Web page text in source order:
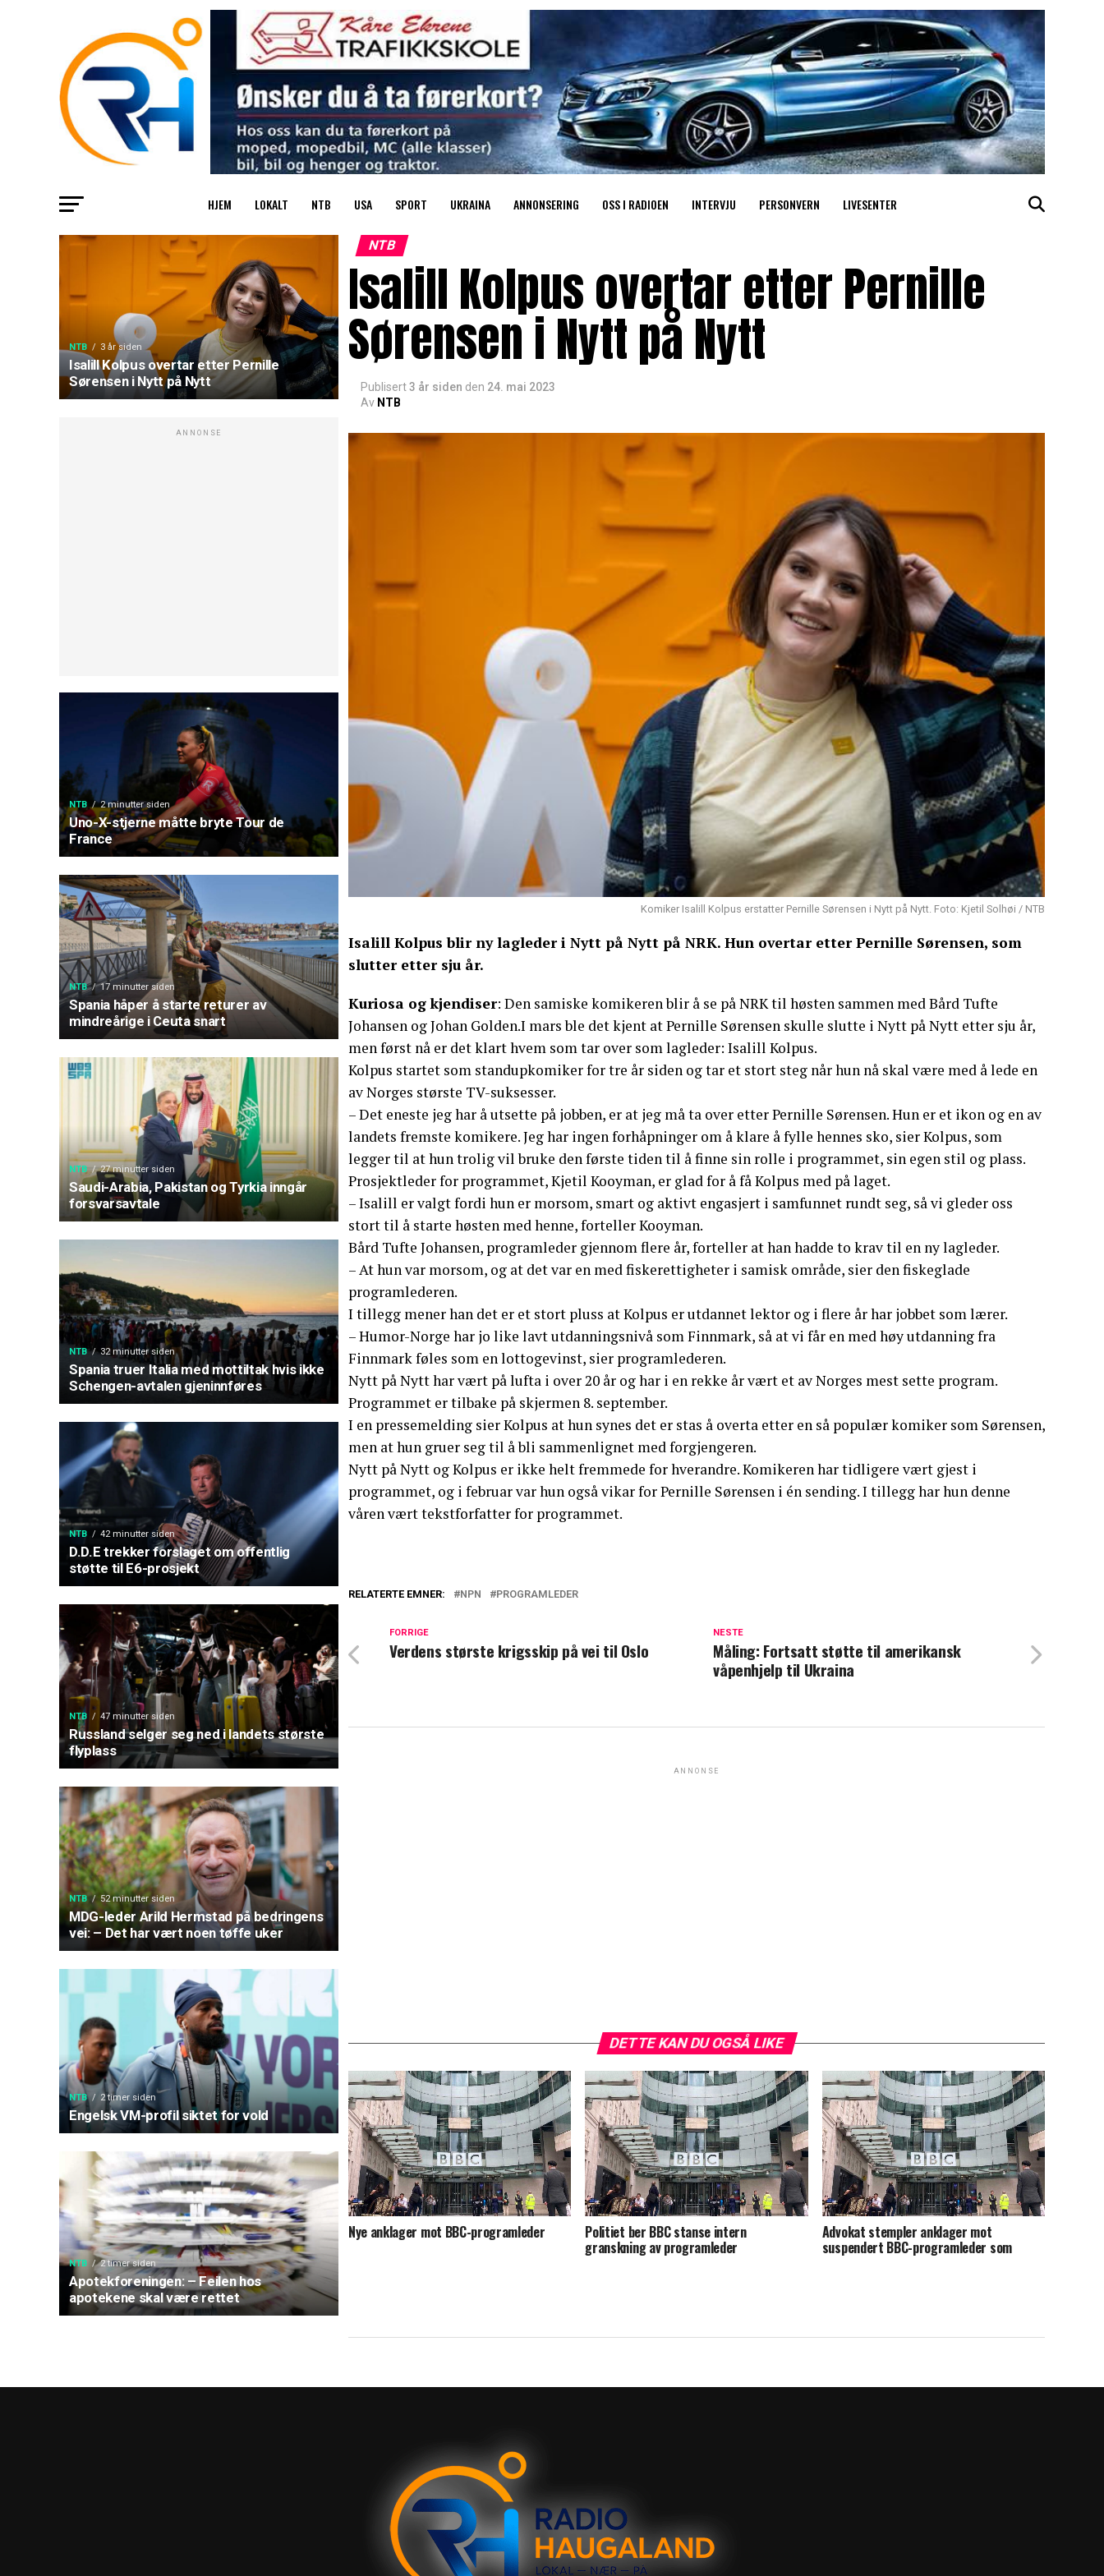
HJEM LOKALT NTB USA SPORT UKRAINA ANNONSERING OSS I RADIOEN INTERVJU PERSONVERN LIVESENTER
NTB 3 år siden
Isalill Kolpus overtar etter Pernille
Sørensen i Nytt på Nytt
ANNONSE
NTB 2 minutter siden
Uno-X-stjerne måtte bryte Tour de
France
NTB 17 minutter siden
Spania håper å starte returer av
mindreårige i Ceuta snart
NTB 27 minutter siden
Saudi-Arabia, Pakistan og Tyrkia inngår
forsvarsavtale
NTB 32 minutter siden
Spania truer Italia med mottiltak hvis ikke
Schengen-avtalen gjeninnføres
NTB 42 minutter siden
D.D.E trekker forslaget om offentlig
støtte til E6-prosjekt
NTB 47 minutter siden
Russland selger seg ned i landets største
flyplass
NTB 52 minutter siden
MDG-leder Arild Hermstad på bedringens
vei: – Det har vært noen tøffe uker
NTB 2 timer siden
Engelsk VM-profil siktet for vold
NTB 2 timer siden
Apotekforeningen: – Feilen hos
apotekene skal være rettet
NTB
Isalill Kolpus overtar etter Pernille
Sørensen i Nytt på Nytt
Publisert3 år siden den 24. mai 2023
Av NTB
Komiker Isalill Kolpus erstatter Pernille Sørensen i Nytt på Nytt. Foto: Kjetil Solhøi / NTB
Isalill Kolpus blir ny lagleder i Nytt på Nytt på NRK. Hun overtar etter Pernille Sørensen, som
slutter etter sju år.
Kuriosa og kjendiser: Den samiske komikeren blir å se på NRK til høsten sammen med Bård Tufte
Johansen og Johan Golden.I mars ble det kjent at Pernille Sørensen skulle slutte i Nytt på Nytt etter sju år,
men først nå er det klart hvem som tar over som lagleder: Isalill Kolpus.
Kolpus startet som standupkomiker for tre år siden og tar et stort steg når hun nå skal være med å lede en
av Norges største TV-suksesser.
– Det eneste jeg har å utsette på jobben, er at jeg må ta over etter Pernille Sørensen. Hun er et ikon og en av
landets fremste komikere. Jeg har ingen forhåpninger om å klare å fylle hennes sko, sier Kolpus, som
legger til at hun trolig vil bruke den første tiden til å finne sin rolle i programmet, sin egen stil og plass.
Prosjektleder for programmet, Kjetil Kooyman, er glad for å få Kolpus med på laget.
– Isalill er valgt fordi hun er morsom, smart og aktivt engasjert i samfunnet rundt seg, så vi gleder oss
stort til å starte høsten med henne, forteller Kooyman.
Bård Tufte Johansen, programleder gjennom flere år, forteller at han hadde to krav til en ny lagleder.
– At hun var morsom, og at det var en med fiskerettigheter i samisk område, sier den fiskeglade
programlederen.
I tillegg mener han det er et stort pluss at Kolpus er utdannet lektor og i flere år har jobbet som lærer.
– Humor-Norge har jo like lavt utdanningsnivå som Finnmark, så at vi får en med høy utdanning fra
Finnmark føles som en lottogevinst, sier programlederen.
Nytt på Nytt har vært på lufta i over 20 år og har i en rekke år vært et av Norges mest sette program.
Programmet er tilbake på skjermen 8. september.
I en pressemelding sier Kolpus at hun synes det er stas å overta etter en så populær komiker som Sørensen,
men at hun gruer seg til å bli sammenlignet med forgjengeren.
Nytt på Nytt og Kolpus er ikke helt fremmede for hverandre. Komikeren har tidligere vært gjest i
programmet, og i februar var hun også vikar for Pernille Sørensen i én sending. I tillegg har hun denne
våren vært tekstforfatter for programmet.
RELATERTE EMNER: NPN PROGRAMLEDER
NESTE
Måling: Fortsatt støtte til amerikansk
våpenhjelp til Ukraina
FORRIGE
Verdens største krigsskip på vei til Oslo
ANNONSE
DETTE KAN DU OGSÅ LIKE
Nye anklager mot BBC-programleder Politiet ber BBC stanse intern
granskning av programleder
Advokat stempler anklager mot
suspendert BBC-programleder som